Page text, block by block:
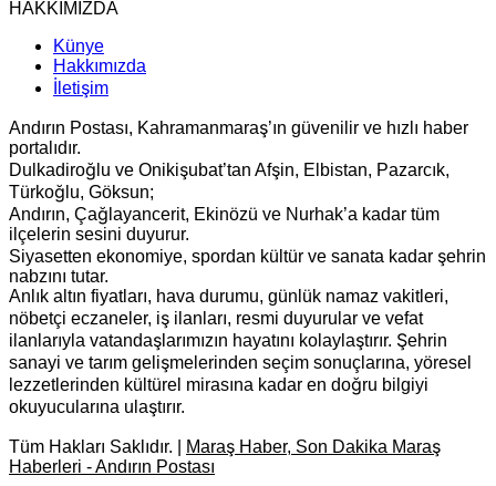
HAKKIMIZDA
Künye
Hakkımızda
İletişim
Andırın Postası, Kahramanmaraş’ın güvenilir ve hızlı haber
portalıdır.
Dulkadiroğlu ve Onikişubat’tan Afşin, Elbistan, Pazarcık,
Türkoğlu, Göksun;
Andırın, Çağlayancerit, Ekinözü ve Nurhak’a kadar tüm
ilçelerin sesini duyurur.
Siyasetten ekonomiye, spordan kültür ve sanata kadar şehrin
nabzını tutar.
Anlık altın fiyatları, hava durumu, günlük namaz vakitleri,
nöbetçi eczaneler, iş ilanları, resmi duyurular ve vefat
ilanlarıyla vatandaşlarımızın hayatını kolaylaştırır. Şehrin
sanayi ve tarım gelişmelerinden seçim sonuçlarına, yöresel
lezzetlerinden kültürel mirasına kadar en doğru bilgiyi
okuyucularına ulaştırır.
Tüm Hakları Saklıdır. |
Maraş Haber, Son Dakika Maraş
Haberleri - Andırın Postası